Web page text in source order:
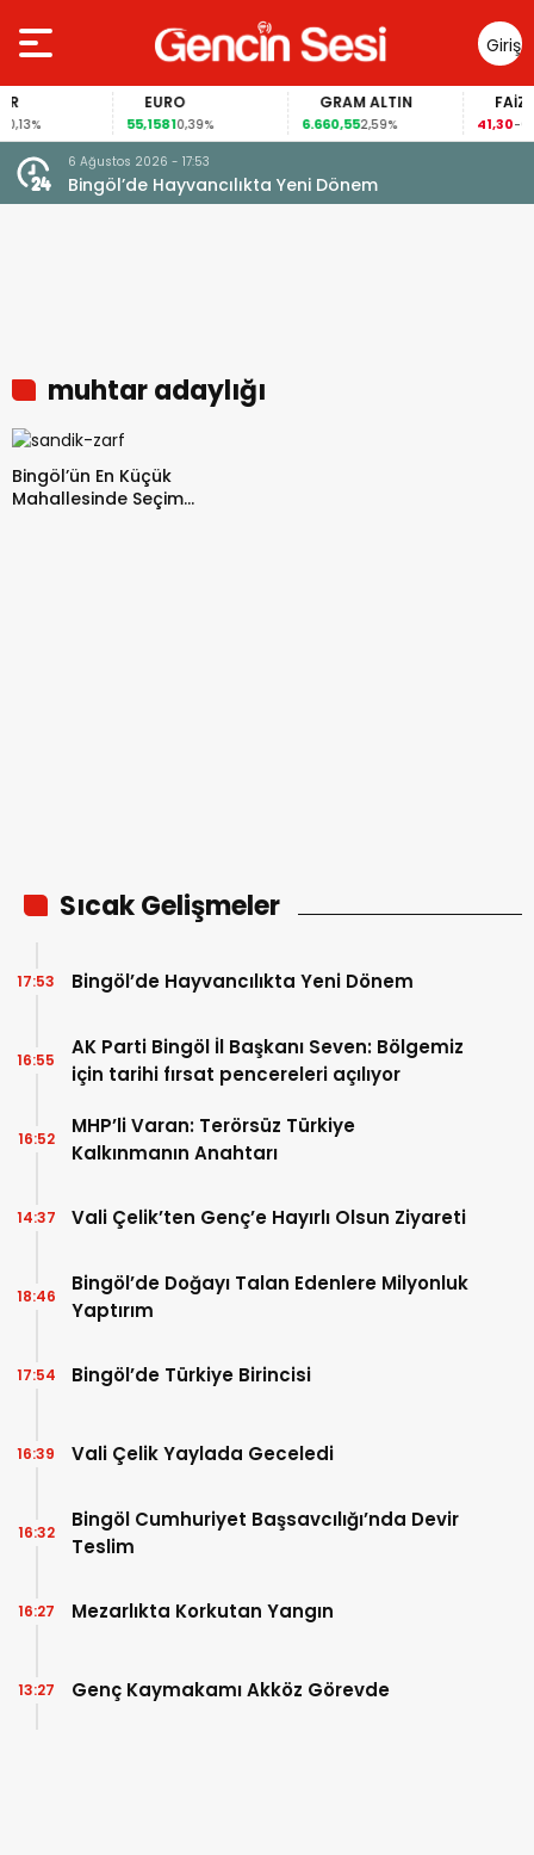
Giriş
Yap
EURO
55,15810,39%
GRAM ALTIN
6.660,552,59%
FAİZ
41,30-
6 Ağustos 2026 - 16:55
AK Parti Bingöl İl Başkanı Seven:
fırsat pencereleri açılıyor
muhtar adaylığı
Bingöl’ün En Küçük
Mahallesinde Seçim
Sıcak Gelişmeler
Bingöl’de Hayvancılıkta Yeni Dönem
17:53
AK Parti Bingöl İl Başkanı Seven: Bölgemiz
için tarihi fırsat pencereleri açılıyor
16:55
MHP’li Varan: Terörsüz Türkiye
Kalkınmanın Anahtarı
16:52
Vali Çelik’ten Genç’e Hayırlı Olsun Ziyareti
14:37
Bingöl’de Doğayı Talan Edenlere Milyonluk
Yaptırım
18:46
Bingöl’de Türkiye Birincisi
17:54
Vali Çelik Yaylada Geceledi
16:39
Bingöl Cumhuriyet Başsavcılığı’nda Devir
Teslim
16:32
Mezarlıkta Korkutan Yangın
16:27
Genç Kaymakamı Akköz Görevde
13:27